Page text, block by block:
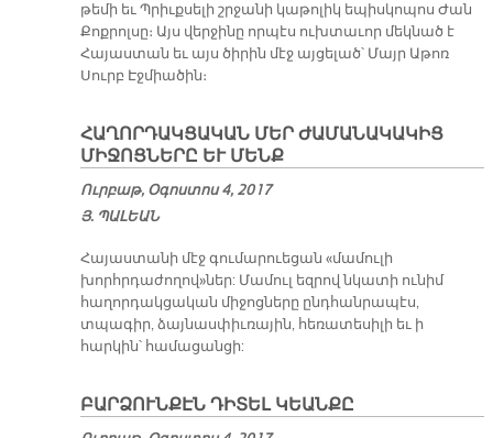
թեմի եւ Պրիւքսելի շրջանի կաթոլիկ եպիսկոպոս Ժան
Քոքրոլսը։ Այս վերջինը որպէս ուխտաւոր մեկնած է
Հայաստան եւ այս ծիրին մէջ այցելած՝ Մայր Աթոռ
Սուրբ Էջմիածին։
ՀԱՂՈՐԴԱԿՑԱԿԱՆ ՄԵՐ ԺԱՄԱՆԱԿԱԿԻՑ
ՄԻՋՈՑՆԵՐԸ ԵՒ ՄԵՆՔ
Ուրբաթ, Օգոստոս 4, 2017
Յ. ՊԱԼԵԱՆ
Հայաստանի մէջ գումարուեցան «մամուլի
խորհրդաժողով»ներ: Մամուլ եզրով նկատի ունիմ
հաղորդակցական միջոցները ընդհանրապէս,
տպագիր, ձայնասփիւռային, հեռատեսիլի եւ ի
հարկին՝ համացանցի:
ԲԱՐՁՈՒՆՔԷՆ ԴԻՏԵԼ ԿԵԱՆՔԸ